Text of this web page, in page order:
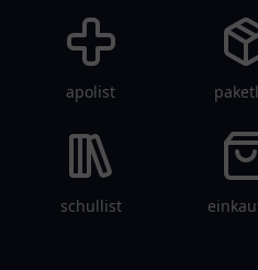
apolist
schullist